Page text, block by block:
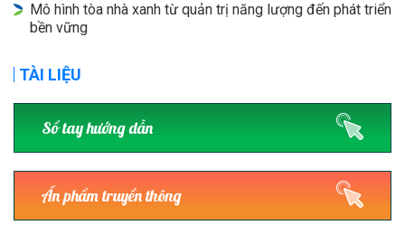
Mô hình tòa nhà xanh từ quản trị năng lượng đến phát triển
bền vững
TÀI LIỆU
Sổ tay hướng dẫn
Ấn phẩm truyền thông